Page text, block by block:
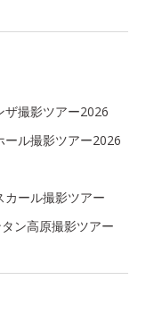
ザ撮影ツアー2026
ル撮影ツアー2026
ール撮影ツアー
ン高原撮影ツアー